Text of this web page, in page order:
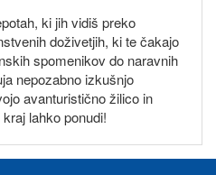
ki jih vidiš preko
doživetjih, ki te čakajo
spomenikov do naravnih
nepozabno izkušnjo
avanturistično žilico in
lahko ponudi!